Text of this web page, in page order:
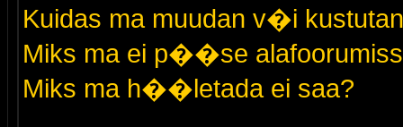
Kuidas ma muudan v�i
Miks ma ei p��se
Miks ma h��letada ei saa?